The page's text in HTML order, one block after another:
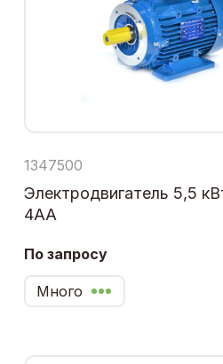
1347500
Электродвигатель 5,5
4AA
По запросу
Много